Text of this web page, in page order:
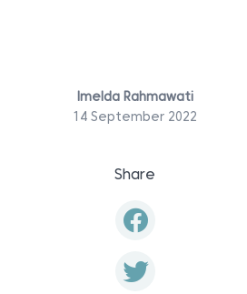
Imelda Rahmawati
14 September 2022
Share